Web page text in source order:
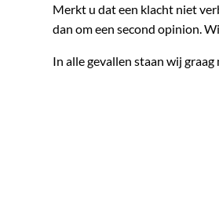
Merkt u dat een klacht niet
dan om een second opinion.
In alle gevallen staan wij